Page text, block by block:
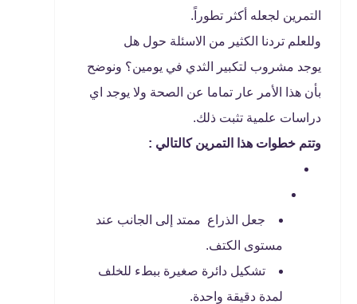
التمرين لجعله أكثر تطوراً.
وللعلم تردنا الكثير من الاسئلة حول هل
يوجد مشروب لتكبير الثدي في يومين؟ ونوضح
بأن هذا الأمر عار تماما عن الصحة ولا يوجد اي
دراسات علمية تثبت ذلك.
وتتم خطوات هذا التمرين كالتالي :
جعل الذراع ممتد إلى الجانب عند
مستوى الكتف.
تشكيل دائرة صغيرة ببطء للخلف
لمدة دقيقة واحدة.